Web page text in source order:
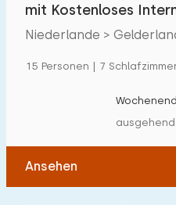
mit Kostenloses
Niederlande >
15 Personen | 7
ausgehend
Ansehen